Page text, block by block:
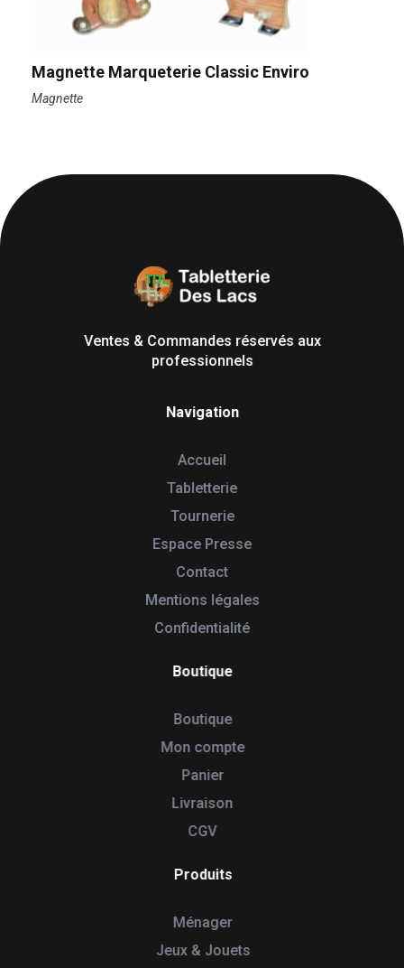
Magnette Marqueterie Classic Enviro
Magnette
Ventes & Commandes réservés aux
professionnels
Navigation
Accueil
Tabletterie
Tournerie
Espace Presse
Contact
Mentions légales
Confidentialité
Boutique
Boutique
Mon compte
Panier
Livraison
CGV
Produits
Ménager
Jeux & Jouets